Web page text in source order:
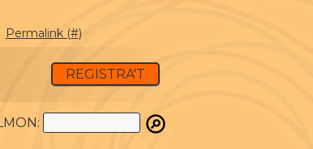
Permalink (#)
REGISTRA'T